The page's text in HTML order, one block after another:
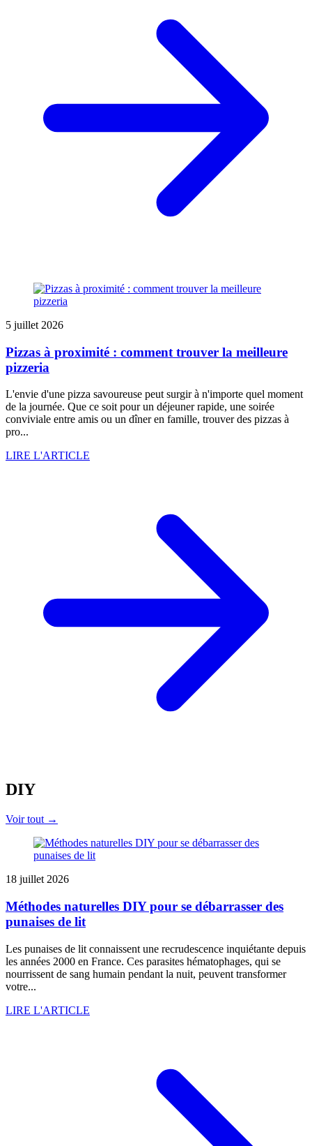
5 juillet 2026
Pizzas à proximité : comment trouver la meilleure
pizzeria
L'envie d'une pizza savoureuse peut surgir à n'importe quel moment
de la journée. Que ce soit pour un déjeuner rapide, une soirée
conviviale entre amis ou un dîner en famille, trouver des pizzas à
pro...
LIRE L'ARTICLE
DIY
Voir tout →
18 juillet 2026
Méthodes naturelles DIY pour se débarrasser des
punaises de lit
Les punaises de lit connaissent une recrudescence inquiétante depuis
les années 2000 en France. Ces parasites hématophages, qui se
nourrissent de sang humain pendant la nuit, peuvent transformer
votre...
LIRE L'ARTICLE